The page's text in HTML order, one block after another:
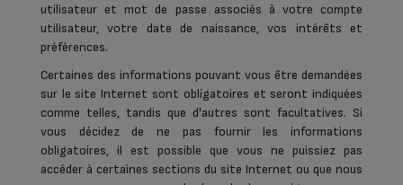
utilisateur et mot de passe associés à votre compte
utilisateur, votre date de naissance, vos intérêts et
préférences.
Certaines des informations pouvant vous être demandées
sur le site Internet sont obligatoires et seront indiquées
comme telles, tandis que d'autres sont facultatives. Si
vous décidez de ne pas fournir les informations
obligatoires, il est possible que vous ne puissiez pas
accéder à certaines sections du site Internet ou que nous